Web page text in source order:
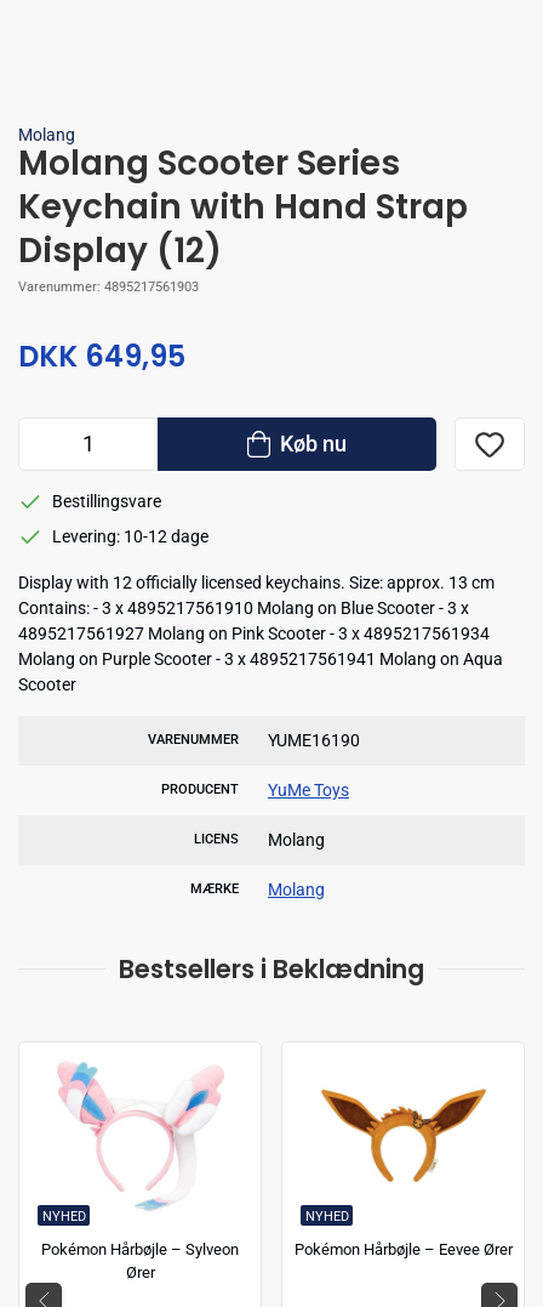
Molang
Molang Scooter Series
Keychain with Hand Strap
Display (12)
Varenummer: 4895217561903
DKK 649,95
Køb nu
Bestillingsvare
Levering: 10-12 dage
Display with 12 officially licensed keychains. Size: approx. 13 cm
Contains: - 3 x 4895217561910 Molang on Blue Scooter - 3 x
4895217561927 Molang on Pink Scooter - 3 x 4895217561934
Molang on Purple Scooter - 3 x 4895217561941 Molang on Aqua
Scooter
VARENUMMER YUME16190
PRODUCENT YuMe Toys
LICENS Molang
MÆRKE Molang
Bestsellers i Beklædning
NYHED
Pokémon Hårbøjle – Sylveon
Ører
NYHED
Pokémon Hårbøjle – Eevee Ører